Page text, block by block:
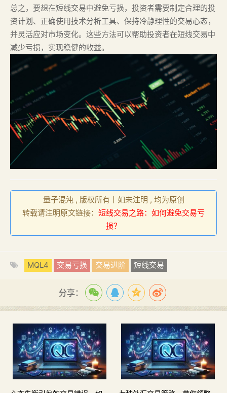
总之，要想在短线交易中避免亏损，投资者需要制定合理的投
资计划、正确使用技术分析工具、保持冷静理性的交易心态，
并灵活应对市场变化。这些方法可以帮助投资者在短线交易中
减少亏损，实现稳健的收益。
量子混沌 , 版权所有丨如未注明 , 均为原创
转载请注明原文链接： 短线交易之路：如何避免交易亏
损？
MQL4 交易亏损 交易进阶 短线交易
分享：